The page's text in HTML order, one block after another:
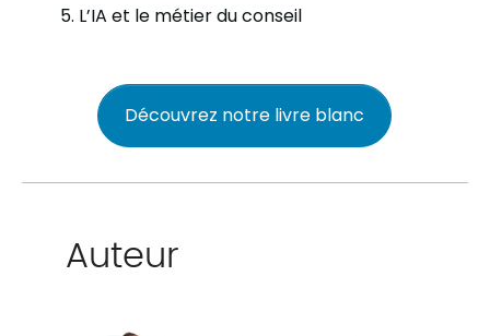
L’IA et le métier du conseil
Découvrez notre livre blanc
Auteur